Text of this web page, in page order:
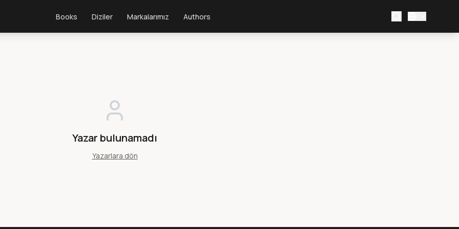
Books Diziler Markalarımız Authors
Yazar bulunamadı
Yazarlara dön